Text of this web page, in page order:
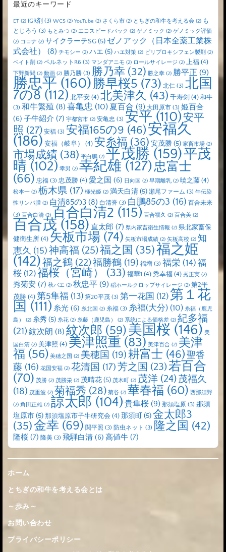
最近のキーワード
ET (2) IGR剤 (3) WCS (2) YouTube (2) さくら市 (2) とちぎの和牛を考える会 (2) も
とじろう (3) もとみつ (2) エコスピードパック (2) ゲノミック (2) ゲノミック評価
(2) コロナ (2) サイクラーテSG(5) ゼノアック（日本全薬工業株
式会社）
(8) チモシー (2) ハエ (5) ハエ対策 (2) ピリプロキシフェン製剤 (2)
ベイト剤 (2) ペルネットR6 (3) マンダアニモ (2) ロールサイレージ (2) 上福 (4)
下野新聞 (2) 動画 (2) 勝乃勝 (3) 勝乃幸 (32) 勝之幸 (2) 勝平正 (9)
勝忠平 (160)勝早桜5 (73) 北仁 (3) 北国
7の8 (112) 北平安 (4) 北美津久 (43) 千寿剣 (4) 和牛
(3) 和牛繁殖 (8) 喜亀忠 (10) 夏百合 (9) 大田原市 (3) 姫百合
(6) 子牛紹介 (7) 宇都宮市 (2) 安亀忠 (3) 安平(110)安平
照 (27) 安福 (3) 安福165の9 (46)安福久
(186) 安福（岐阜） (4) 安糸福 (36) 安茂勝 (5) 家畜市場 (2)
市場成績 (38) 平白鵬 (2) 平茂勝 (159)平茂
晴 (102) 幸男 (2) 幸紀雄 (127)忠富士
(66) 忠福 (3) 忠茂勝 (4) 愛之国 (6) 日向国 (2) 早期離乳 (2) 暁之藤 (4)
松本一 (2) 栃木県 (17) 極光姫 (2) 満天白清(5) 瀬尾ファーム (3) 牛伝染
性リンパ腫 (2) 白清85の3 (8) 白清誉 (3) 白鵬85の3 (16) 百合未来
(3) 百合白清 (2) 百合白清2 (115) 百合福久 (2) 百合美 (2)
百合茂 (158) 直太郎 (7) 県内家畜衛生情報 (2) 県北家畜保
健衛生所 (4) 矢板市場 (74) 矢板市場成績 (2) 矢板高校 (2) 知
恵久 (15) 神高福 (25)福之国 (35)福之姫
(142)福之鶴 (22)福勝鶴 (19) 福増 (3) 福栄 (14) 福
桜 (12)福桜（宮崎） (33) 福華1 (4) 秀幸福 (4) 秀正実 (2)
秀菊安 (7) 秋バエ (2) 秋忠平 (9) 稲ホールクロップサイレージ (2) 第2平
茂勝 (4) 第5隼福 (13) 第20平茂 (3) 第一花国 (12) 第１花
国 (111) 糸光 (6) 糸北国 (2) 糸福 (3) 糸福(大分) (10) 糸福（鹿児
島）
(2) 糸秀 (5) 糸花 (2) 糸藤（鹿児島） (2) 系統による価格差 (2) 紀多福
(21) 紋次朗 (8) 紋次郎 (59)美国桜 (146) 美
国白清 (2) 美津照 (4) 美津照重 (83) 美津百合 (2) 美津
福 (56) 美穂之国 (2) 美穂国 (19)耕富士 (46)聖香
藤 (16) 花国安福 (2) 花清国 (17)芳之国 (23)若百合
(70) 茂勝 (2) 茂勝栄 (2) 茂晴花(5) 茂木町 (2) 茂洋 (24)茂福久
(18) 茂重波 (2) 菊福秀 (28) 菊谷 (2) 華春福 (60) 西那須野
(2) 角田正雄 (2) 諒太郎 (104) 貴隼桜 (9) 那須塩原 (3) 那須
塩原市(5) 那須塩原市子牛研究会 (4) 那須町 (5)金太郎3
(35)金幸 (69) 関平照 (3) 防虫ネット (3) 隆之国 (42)
隆桜 (7) 隆美 (3) 飛騨白清 (6) 高値牛 (7)
ホーム
とちぎの和牛を考える会とは
～歩み～
お問い合わせ
プライバシーポリシー